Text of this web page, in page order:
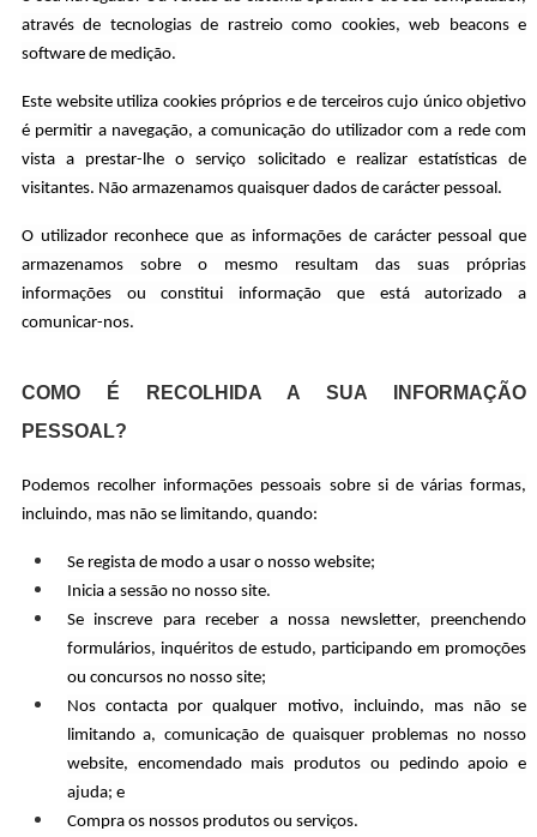
através de tecnologias de rastreio como cookies, web beacons e
software de medição.
Este website utiliza cookies próprios e de terceiros cujo único objetivo
é permitir a navegação, a comunicação do utilizador com a rede com
vista a prestar-lhe o serviço solicitado e realizar estatísticas de
visitantes. Não armazenamos quaisquer dados de carácter pessoal.
O utilizador reconhece que as informações de carácter pessoal que
armazenamos sobre o mesmo resultam das suas próprias
informações ou constitui informação que está autorizado a
comunicar-nos.
COMO É RECOLHIDA A SUA INFORMAÇÃO
PESSOAL?
Podemos recolher informações pessoais sobre si de várias formas,
incluindo, mas não se limitando, quando:
Se regista de modo a usar o nosso website;
Inicia a sessão no nosso site.
Se inscreve para receber a nossa newsletter, preenchendo
formulários, inquéritos de estudo, participando em promoções
ou concursos no nosso site;
Nos contacta por qualquer motivo, incluindo, mas não se
limitando a, comunicação de quaisquer problemas no nosso
website, encomendado mais produtos ou pedindo apoio e
ajuda; e
Compra os nossos produtos ou serviços.